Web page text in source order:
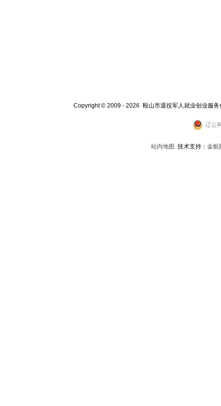
Copyright © 2009 - 2026 鞍山市退役军人就业创业服
辽公
站内地图 技术支持： 金航